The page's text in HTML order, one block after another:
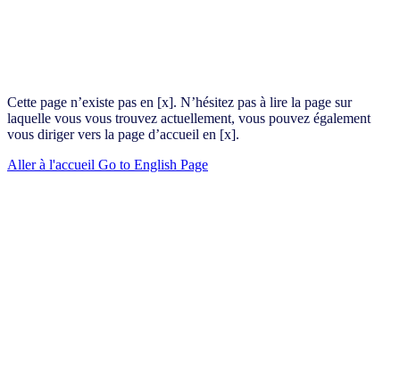
Cette page n’existe pas en [x]. N’hésitez pas à lire la page sur
laquelle vous vous trouvez actuellement, vous pouvez également
vous diriger vers la page d’accueil en [x].
Aller à l'accueil Go to English Page